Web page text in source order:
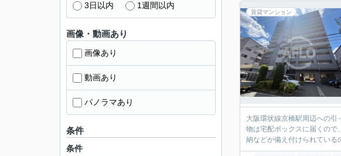
賃貸マンション
大阪環状線京橋駅周辺への
物は宅配ボックスに届くので
納などが備え付けられている
3日以内 1週間以内
画像・動画あり
画像あり
動画あり
パノラマあり
条件
条件